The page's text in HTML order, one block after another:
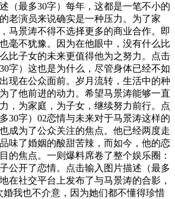
（最多30字）每年，这都是一笔不小的
老演员来说确实是一种压力。为了家
马景涛不得不选择更多的商业合作。即
毫不犹豫。因为在他眼中，没有什么比
比子女的未来更值得他为之努力。点击
字）这也是为什么，尽管身体已经不如
现在公众面前。岁月流转，生活中的种
了他前进的动力。希望马景涛能够一直
，为家庭，为子女，继续努力前行。点
30字）02恋情与未来对于马景涛这样的
成为了公众关注的焦点。他已经两度走
味了婚姻的酸甜苦辣，而如今，他的恋
的焦点。一则爆料席卷了整个娱乐圈：
公开了恋情。点击输入图片描述（最多
在社交平台上发布了与马景涛的合影，
婚我也不介意，因为她们都不懂得珍惜